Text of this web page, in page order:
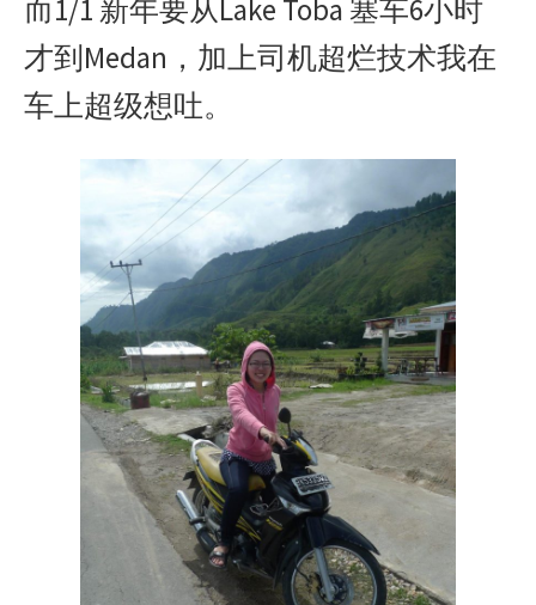
而1/1 新年要从Lake Toba 塞车6小时
才到Medan，加上司机超烂技术我在
车上超级想吐。